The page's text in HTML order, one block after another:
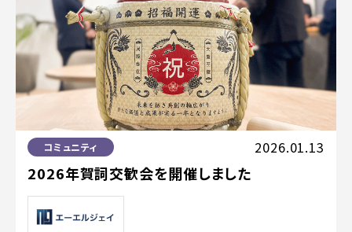
コミュニティ 2026.01.13
2026年賀詞交歓会を開催しました